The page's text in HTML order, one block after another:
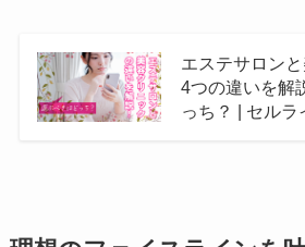
エステサロン
4つの違いを解
っち？ | セルラ